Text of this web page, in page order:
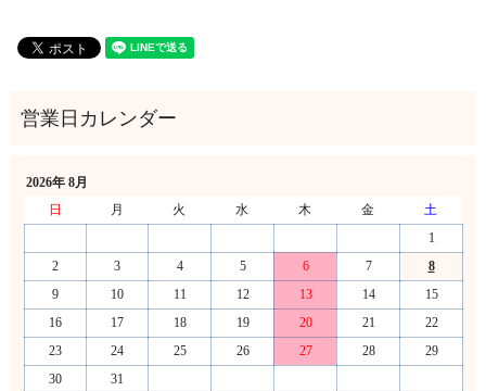
2026年 8月
日
月 火 水 木 金
土
1
2
3 4 5 6 7
8
9
10 11 12 13 14
15
16
17 18 19 20 21
22
23
24 25 26 27 28
29
30
31